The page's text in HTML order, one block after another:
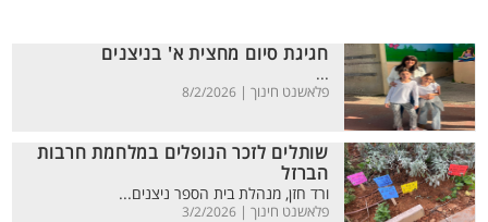
חגיגת סיום מחצית א' בניצנים
...
פלאשנט חינוך | 8/2/2026
שותלים לזכר הנופלים במלחמת חרבות
הברזל
ורד חזן, מנהלת בית הספר ניצנים...
פלאשנט חינוך | 3/2/2026